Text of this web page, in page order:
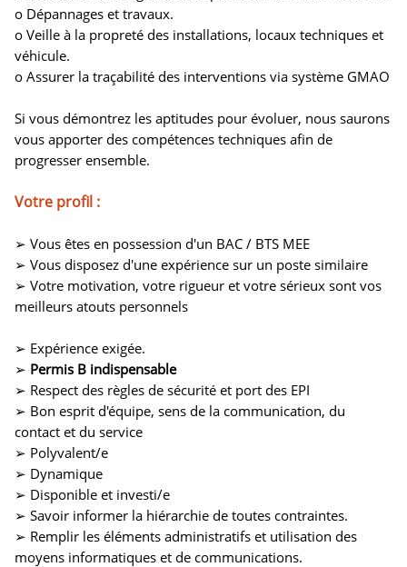
o Dépannages et travaux.
o Veille à la propreté des installations, locaux techniques et
véhicule.
o Assurer la traçabilité des interventions via système GMAO
Si vous démontrez les aptitudes pour évoluer, nous saurons
vous apporter des compétences techniques afin de
progresser ensemble.
Votre profil :
➢ Vous êtes en possession d'un BAC / BTS MEE
➢ Vous disposez d'une expérience sur un poste similaire
➢ Votre motivation, votre rigueur et votre sérieux sont vos
meilleurs atouts personnels
➢ Expérience exigée.
➢ Permis B indispensable
➢ Respect des règles de sécurité et port des EPI
➢ Bon esprit d'équipe, sens de la communication, du
contact et du service
➢ Polyvalent/e
➢ Dynamique
➢ Disponible et investi/e
➢ Savoir informer la hiérarchie de toutes contraintes.
➢ Remplir les éléments administratifs et utilisation des
moyens informatiques et de communications.